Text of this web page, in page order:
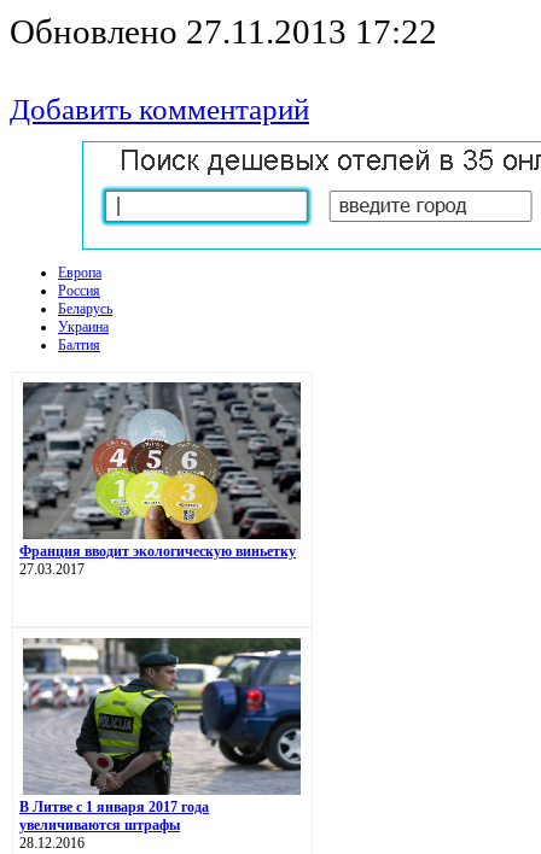
Обновлено 27.11.2013 17:22
Добавить комментарий
Европа
Россия
Беларусь
Украина
Балтия
Франция вводит экологическую виньетку
27.03.2017
В Литве с 1 января 2017 года
увеличиваются штрафы
28.12.2016